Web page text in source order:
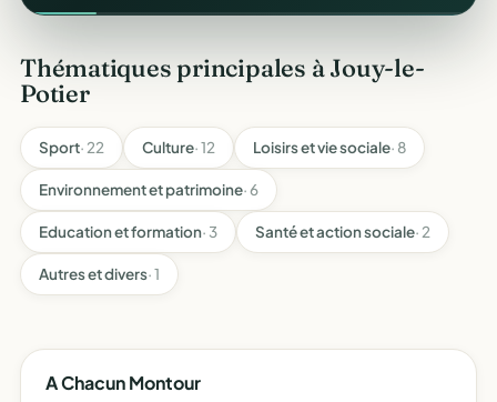
Thématiques principales à Jouy-le-
Potier
Sport· 22 Culture· 12 Loisirs et vie sociale· 8
Environnement et patrimoine· 6
Education et formation· 3 Santé et action sociale· 2
Autres et divers· 1
A Chacun Montour